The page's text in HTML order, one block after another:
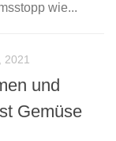
wie...
2021
und
Gemüse